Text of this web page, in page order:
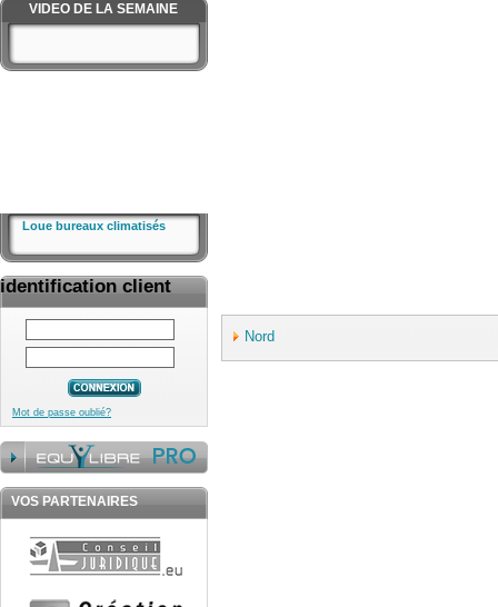
VIDEO DE LA SEMAINE
Loue bureaux climatisés
identification client
Mot de passe oublié?
VOS PARTENAIRES
Nord